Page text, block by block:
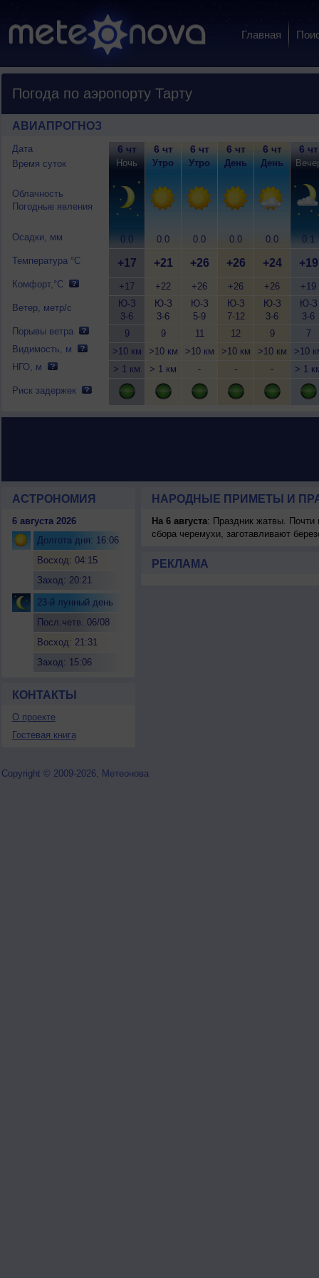
Главная
Погода по аэропорту Тарту
АВИАПРОГНОЗ
Дата
Время суток
Облачность
Погодные явления
Осадки, мм
Температура °C
Комфорт,°C
Ветер, метр/с
Порывы ветра
Видимость, м
НГО, м
Риск задержек
6 чт
Ночь
0.0
+17
+17
Ю-З
3-6
9
>10 км
> 1 км
6 чт
Утро
0.0
+21
+22
Ю-З
3-6
9
>10 км
> 1 км
6 чт
Утро
0.0
+26
+26
Ю-З
5-9
11
>10 км
-
6 чт
День
0.0
+26
+26
Ю-З
7-12
12
>10 км
-
6 чт
День
0.0
+24
+26
Ю-З
3-6
9
>10 км
-
6 чт
0.1
+19
+19
Ю-З
3-6
7
>10
> 1
АСТРОНОМИЯ
6 августа 2026
Долгота дня: 16:06
Восход: 04:15
Заход: 20:21
23-й лунный день
Посл.четв. 06/08
Восход: 21:31
Заход: 15:06
КОНТАКТЫ
О проекте
Гостевая книга
НАРОДНЫЕ ПРИМЕТЫ И
На 6 августа: Праздник жатвы. Почти
сбора черемухи, заготавливают
РЕКЛАМА
Copyright © 2009-2026, Метеонова